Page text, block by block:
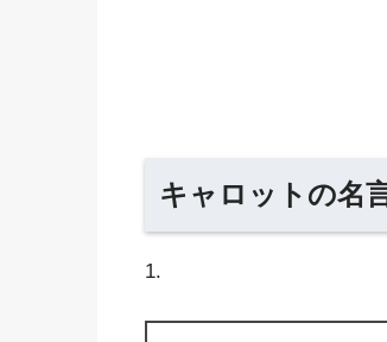
キャロットの名
1.